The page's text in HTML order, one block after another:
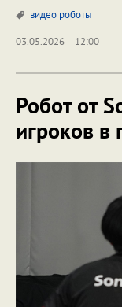
видео роботы
03.05.2026
12:00
Робот от
игроков в